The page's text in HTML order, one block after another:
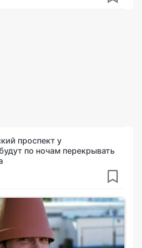
проспект у
по ночам перекрывать